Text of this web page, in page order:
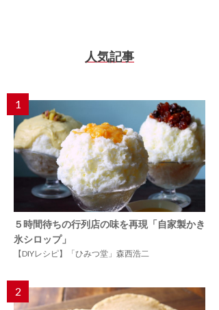
人気記事
1
５時間待ちの行列店の味を再現「自家製かき
氷シロップ」
【DIYレシピ】「ひみつ堂」森西浩二
2